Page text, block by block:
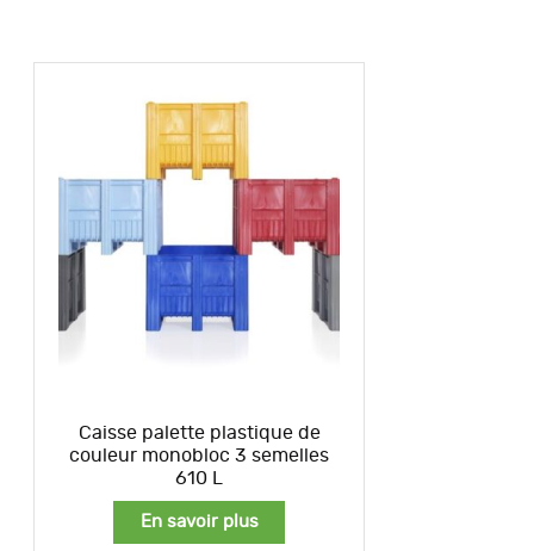
Caisse palette plastique de
couleur monobloc 3 semelles
610 L
En savoir plus